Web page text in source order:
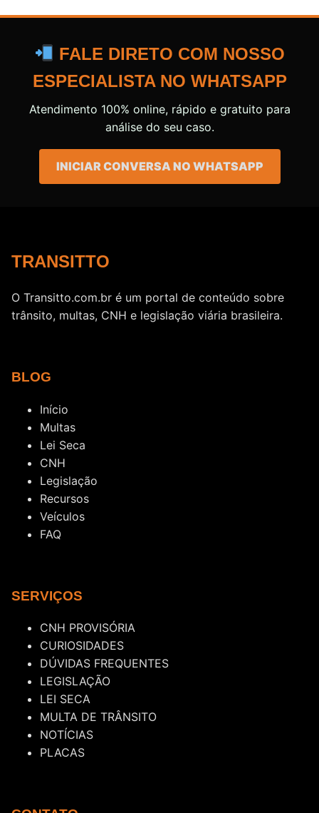
FALE DIRETO COM NOSSO
ESPECIALISTA NO WHATSAPP
Atendimento 100% online, rápido e gratuito para
análise do seu caso.
INICIAR CONVERSA NO WHATSAPP
TRANSITTO
O Transitto.com.br é um portal de conteúdo sobre
trânsito, multas, CNH e legislação viária brasileira.
BLOG
Início
Multas
Lei Seca
CNH
Legislação
Recursos
Veículos
FAQ
SERVIÇOS
CNH PROVISÓRIA
CURIOSIDADES
DÚVIDAS FREQUENTES
LEGISLAÇÃO
LEI SECA
MULTA DE TRÂNSITO
NOTÍCIAS
PLACAS